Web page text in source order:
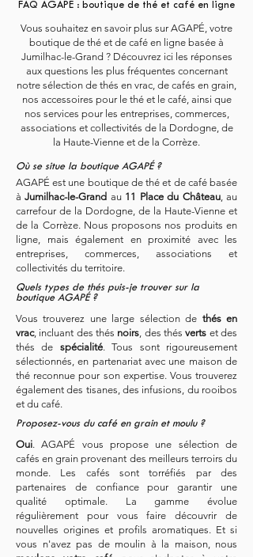
FAQ AGAPÉ : boutique de thé et café en ligne
Vous souhaitez en savoir plus sur AGAPÉ, votre
boutique de thé et de café en ligne basée à
Jumilhac-le-Grand ? Découvrez ici les réponses
aux questions les plus fréquentes concernant
notre sélection de thés en vrac, de cafés en grain,
nos accessoires pour le thé et le café, ainsi que
nos services pour les entreprises, commerces,
associations et collectivités de la Dordogne, de
la Haute-Vienne et de la Corrèze.
Où se situe la boutique AGAPÉ ?
AGAPÉ est une boutique de thé et de café basée
àJumilhac-le-Grand au 11 Place du Château, au
carrefour de la Dordogne, de la Haute-Vienne et
de la Corrèze. Nous proposons nos produits en
ligne, mais également en proximité avec les
entreprises, commerces, associations et
collectivités du territoire.
Quels types de thés puis-je trouver sur la
boutique AGAPÉ ?
Vous trouverez une large sélection de thés en
vrac, incluant des thés noirs, des thésverts et des
thés de spécialité. Tous sont rigoureusement
sélectionnés, en partenariat avec une maison de
thé reconnue pour son expertise. Vous trouverez
également des tisanes, des infusions, du rooibos
et du café.
Proposez-vous du café en grain et moulu ?
Oui. AGAPÉ vous propose une sélection de
cafés en grain provenant des meilleurs terroirs du
monde. Les cafés sont torréfiés par des
partenaires de confiance pour garantir une
qualité optimale. La gamme évolue
régulièrement pour vous faire découvrir de
nouvelles origines et profils aromatiques. Et si
vous n'avez pas de moulin à la maison, nous